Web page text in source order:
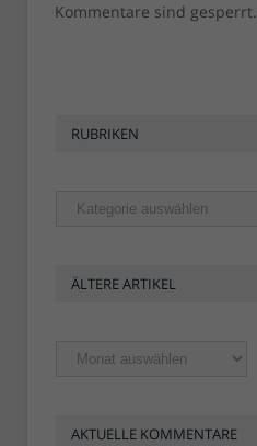
Kommentare sind gesperrt.
RUBRIKEN
Rubriken
ÄLTERE ARTIKEL
Ältere
Artikel
AKTUELLE KOMMENTARE